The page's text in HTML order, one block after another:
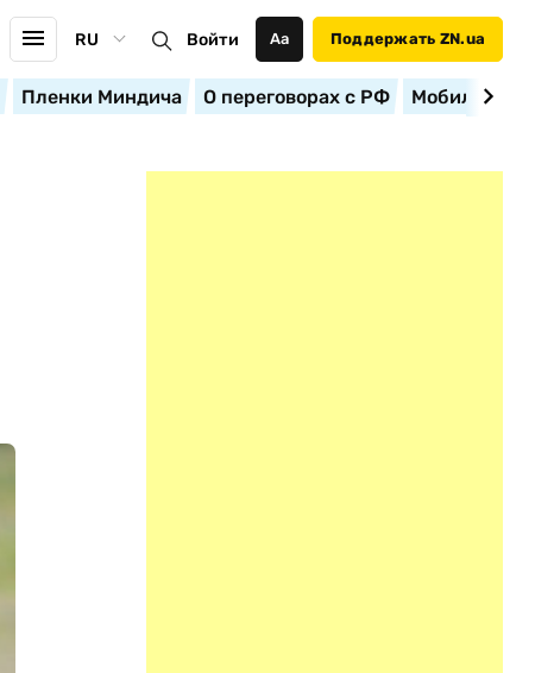
RU Войти Аа Поддержать ZN.ua
Пленки Миндича О переговорах с РФ